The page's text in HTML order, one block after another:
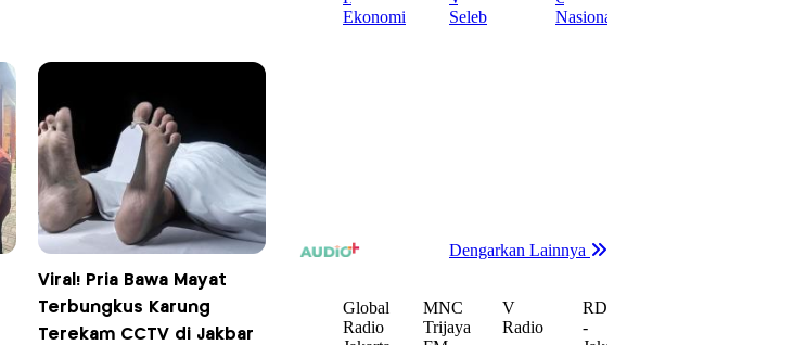
Viral! Pria Bawa Mayat
Terbungkus Karung
Terekam CCTV di Jakbar